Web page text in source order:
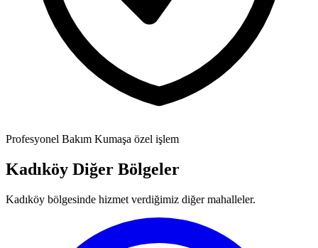
Profesyonel Bakım Kumaşa özel işlem
Kadıköy Diğer Bölgeler
Kadıköy bölgesinde hizmet verdiğimiz diğer mahalleler.